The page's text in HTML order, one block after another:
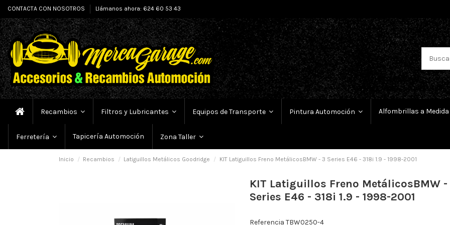
CONTACTA CON NOSOTROS Llámanos ahora: 624 60 53 43
Recambios Filtros y Lubricantes Equipos de Transporte Pintura Automoción Alfombrillas a Medida
Ferretería Tapicería Automoción Zona Taller
Inicio Recambios Latiguillos Metálicos Goodridge KIT Latiguillos Freno MetálicosBMW - 3 Series E46 - 318i 1.9 - 1998-2001
KIT Latiguillos Freno MetálicosBMW
Series E46 - 318i 1.9 - 1998-2001
Referencia TBW0250-4